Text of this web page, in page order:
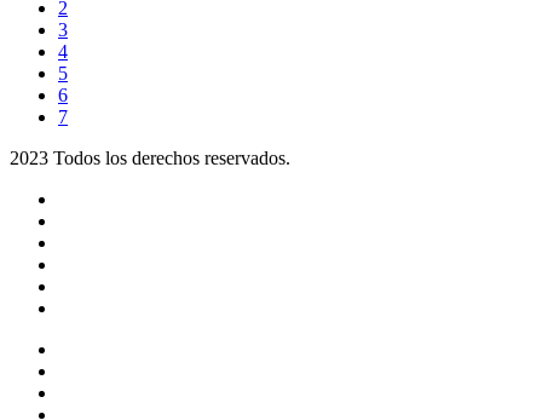
2
3
4
5
6
7
2023 Todos los derechos reservados.